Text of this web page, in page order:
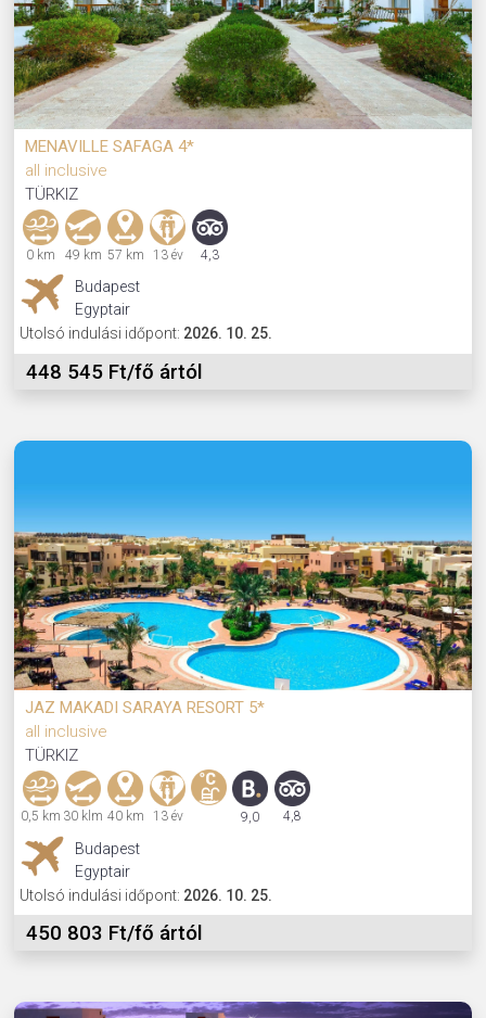
MENAVILLE SAFAGA 4*
all inclusive
TÜRKIZ
0 km 49 km 57 km 13 év 4,3
Budapest
Egyptair
Utolsó indulási időpont: 2026. 10. 25.
448 545 Ft/fő ártól
JAZ MAKADI SARAYA RESORT 5*
all inclusive
TÜRKIZ
0,5 km 30 klm 40 km 13 év 9,0 4,8
Budapest
Egyptair
Utolsó indulási időpont: 2026. 10. 25.
450 803 Ft/fő ártól